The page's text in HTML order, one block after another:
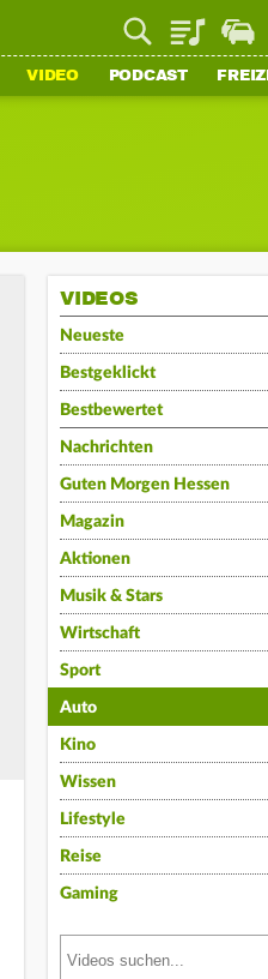
Playlist
VIDEO PODCAST
VIDEOS
Neueste
Bestgeklickt
Bestbewertet
Nachrichten
Guten Morgen Hessen
Magazin
Aktionen
Musik & Stars
Wirtschaft
Sport
Auto
Kino
Wissen
Lifestyle
Reise
Gaming